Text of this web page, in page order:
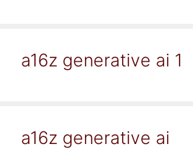
a16z generative ai 1
a16z generative ai